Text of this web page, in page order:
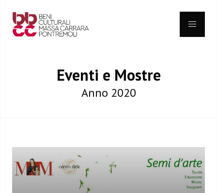
content
Eventi e Mostre
Anno 2020